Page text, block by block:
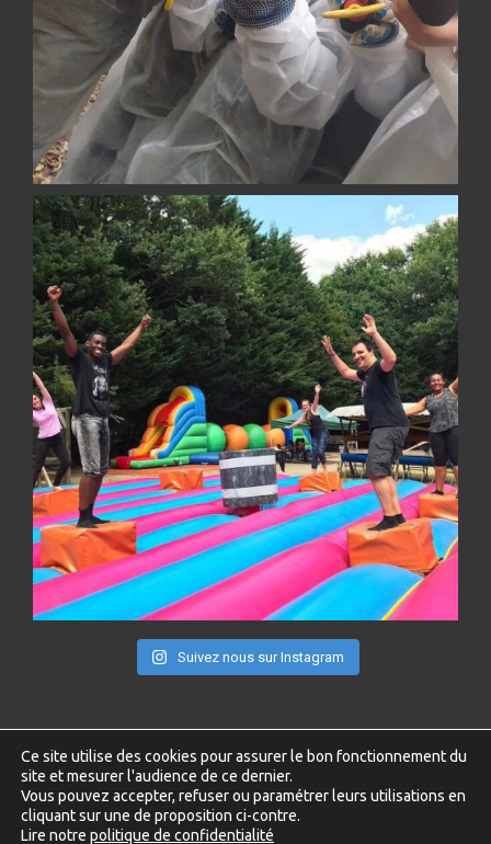
Suivez nous sur Instagram
2025 – Copyright © NP LOISIR77 – Tous droits réservés –
Cookies
Ce site utilise des cookies pour assurer le bon fonctionnement du
site et mesurer l'audience de ce dernier.
Vous pouvez accepter, refuser ou paramétrer leurs utilisations en
cliquant sur une de proposition ci-contre.
Lire notre politique de confidentialité